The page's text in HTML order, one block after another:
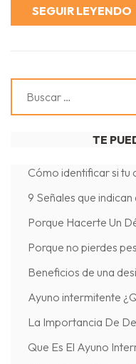
SEGUIR LEYENDO
TE
Cómo identificar si
9 Señales que
Porque Hacerte Un
Porque no pierdes
Beneficios de una
Ayuno intermitente
La Importancia De
Que Es El Ayuno